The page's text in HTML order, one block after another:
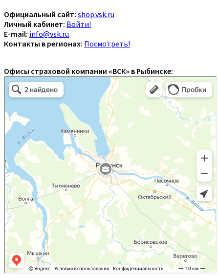
Официальный сайт: shop.vsk.ru
Личный кабинет: Войти!
E-mail: info@vsk.ru
Контакты в регионах: Посмотреть!
Офисы страховой компании «ВСК» в Рыбинске: